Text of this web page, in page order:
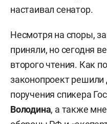
настаивал сенатор.
Несмотря на споры,
приняли, но сегодня
второго чтения. Как
законопроект решили
поручения спикера
Володина, а также